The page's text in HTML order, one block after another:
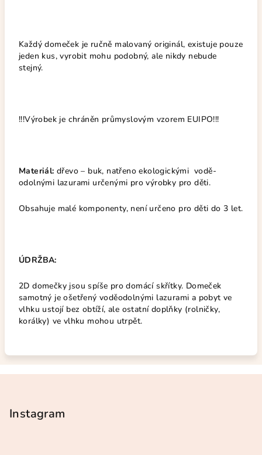
Každý domeček je ručně malovaný originál, existuje pouze
jeden kus, vyrobit mohu podobný, ale nikdy nebude
stejný.
!!!Výrobek je chráněn průmyslovým vzorem EUIPO!!!
Materiál: dřevo – buk, natřeno ekologickými vodě-
odolnými lazurami určenými pro výrobky pro děti.
Obsahuje malé komponenty, není určeno pro děti do 3 let.
ÚDRŽBA:
2D domečky jsou spíše pro domácí skřítky. Domeček
samotný je ošetřený voděodolnými lazurami a pobyt ve
vlhku ustojí bez obtíží, ale ostatní doplňky (rolničky,
korálky) ve vlhku mohou utrpět.
Instagram